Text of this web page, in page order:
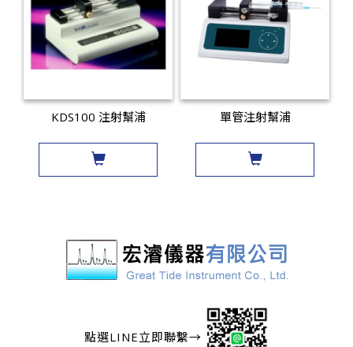
KDS100 注射幫浦 單管注射幫浦
點選LINE立即聯繫→